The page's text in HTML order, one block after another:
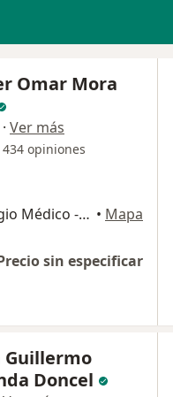
Omar Mora
· Ver más
434 opiniones
Calle 11# 0-24 Edificio Colegio Médico - Consultorio 501., Cúcuta • Mapa
sin especificar
Guillermo
Doncel